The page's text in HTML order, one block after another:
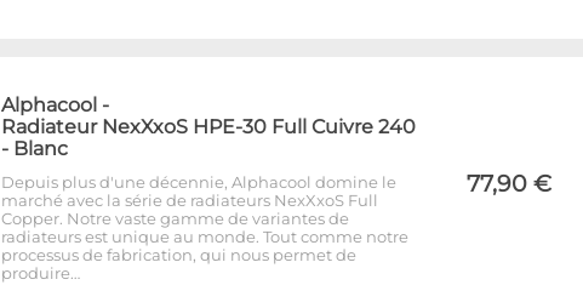
Alphacool -
Radiateur NexXxoS HPE-30 Full Cuivre 240
- Blanc
Depuis plus d'une décennie, Alphacool domine le
marché avec la série de radiateurs NexXxoS Full
Copper. Notre vaste gamme de variantes de
radiateurs est unique au monde. Tout comme notre
processus de fabrication, qui nous permet de
produire…
77,90 €